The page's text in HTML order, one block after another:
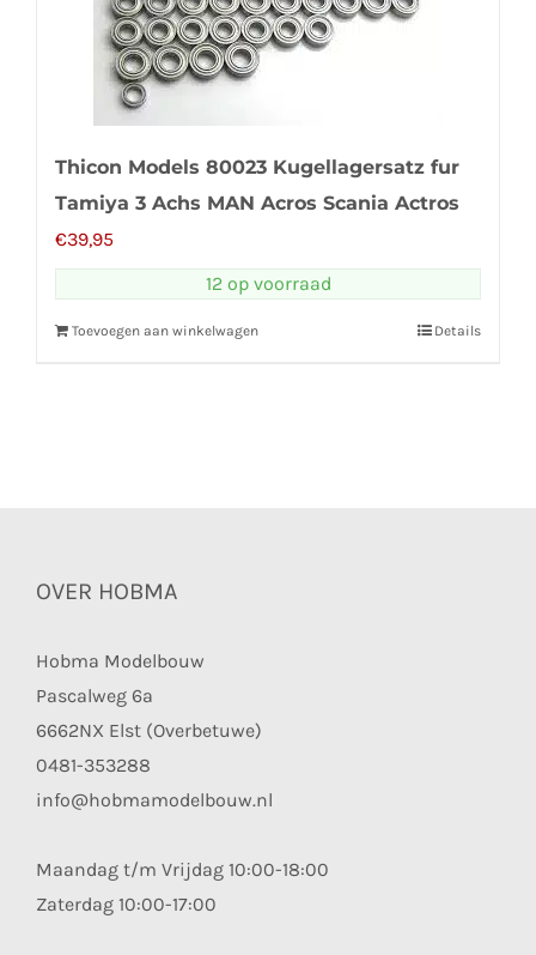
Thicon Models 80023 Kugellagersatz fur
Tamiya 3 Achs MAN Acros Scania Actros
€39,95
12 op voorraad
Toevoegen aan winkelwagen Details
OVER HOBMA
Hobma Modelbouw
Pascalweg 6a
6662NX Elst (Overbetuwe)
0481-353288
info@hobmamodelbouw.nl
Maandag t/m Vrijdag 10:00-18:00
Zaterdag 10:00-17:00